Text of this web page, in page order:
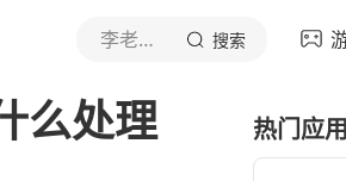
李老师讲最真教育 搜索
么处理
热门应